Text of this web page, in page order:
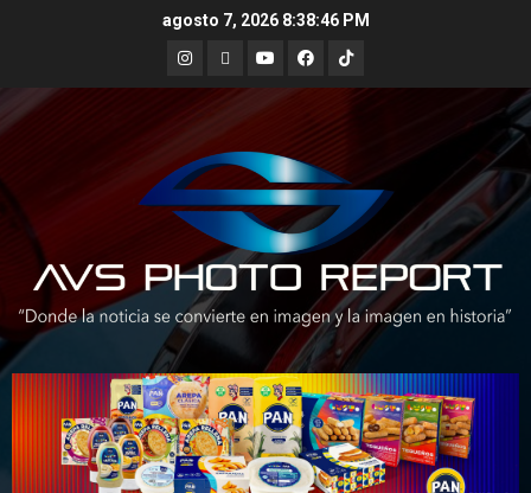
agosto 7, 2026 8:38:47 PM
Instagram
X YoutubeFacebook
TikTok